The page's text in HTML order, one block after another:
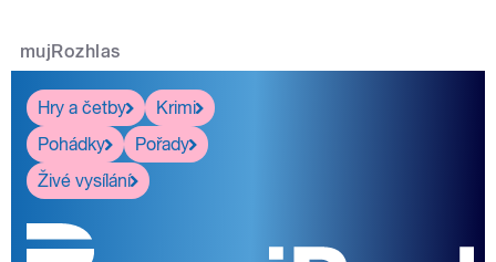
mujRozhlas
Hry a četby
Krimi
Pohádky
Pořady
Živé vysílání